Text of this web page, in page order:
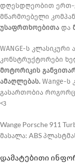
დღესდღეობით ერთ-
მწარმოებელი
უსაფრთხოებითა და
WANGE-ს
კონსტრუქტორები
მოტორიკის
ამაღლებას. Wange-ს
გასართობია როგორც
<3
Wange Porsche 911
მასალა: ABS
დამატებითი